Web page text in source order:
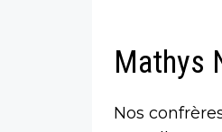
Mathys
Nos